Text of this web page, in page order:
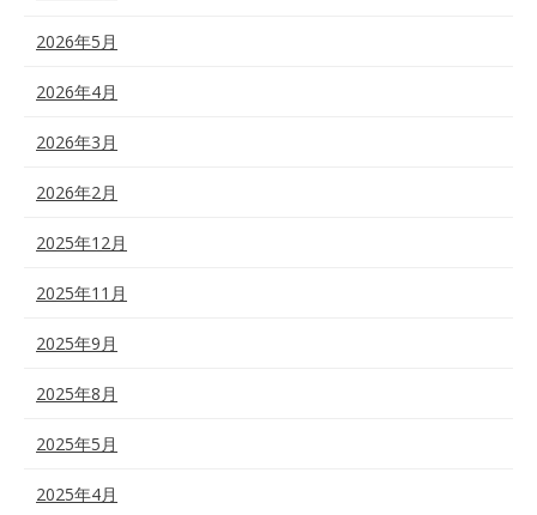
2026年5月
2026年4月
2026年3月
2026年2月
2025年12月
2025年11月
2025年9月
2025年8月
2025年5月
2025年4月